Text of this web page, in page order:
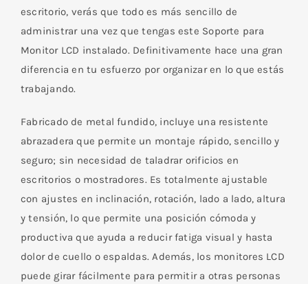
8Kg
cantidad
escritorio, verás que todo es más sencillo de
administrar una vez que tengas este Soporte para
Monitor LCD instalado. Definitivamente hace una gran
diferencia en tu esfuerzo por organizar en lo que estás
trabajando.
Fabricado de metal fundido, incluye una resistente
abrazadera que permite un montaje rápido, sencillo y
seguro; sin necesidad de taladrar orificios en
escritorios o mostradores. Es totalmente ajustable
con ajustes en inclinación, rotación, lado a lado, altura
y tensión, lo que permite una posición cómoda y
productiva que ayuda a reducir fatiga visual y hasta
dolor de cuello o espaldas. Además, los monitores LCD
puede girar fácilmente para permitir a otras personas